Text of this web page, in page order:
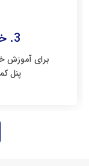
3. خرید عضویت یا تبلیغات
برای آموزش
پنل